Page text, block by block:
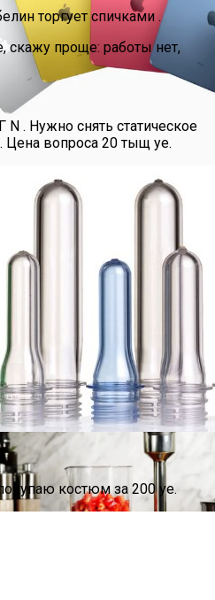
Показал Необычную
Новую Смертельную
Человечества
Привлекут К
За Повторное
торгует спичками .
скажу проще: работы нет,
. Нужно снять статическое
Цена вопроса 20 тыщ уе.
костюм за 200 уе.